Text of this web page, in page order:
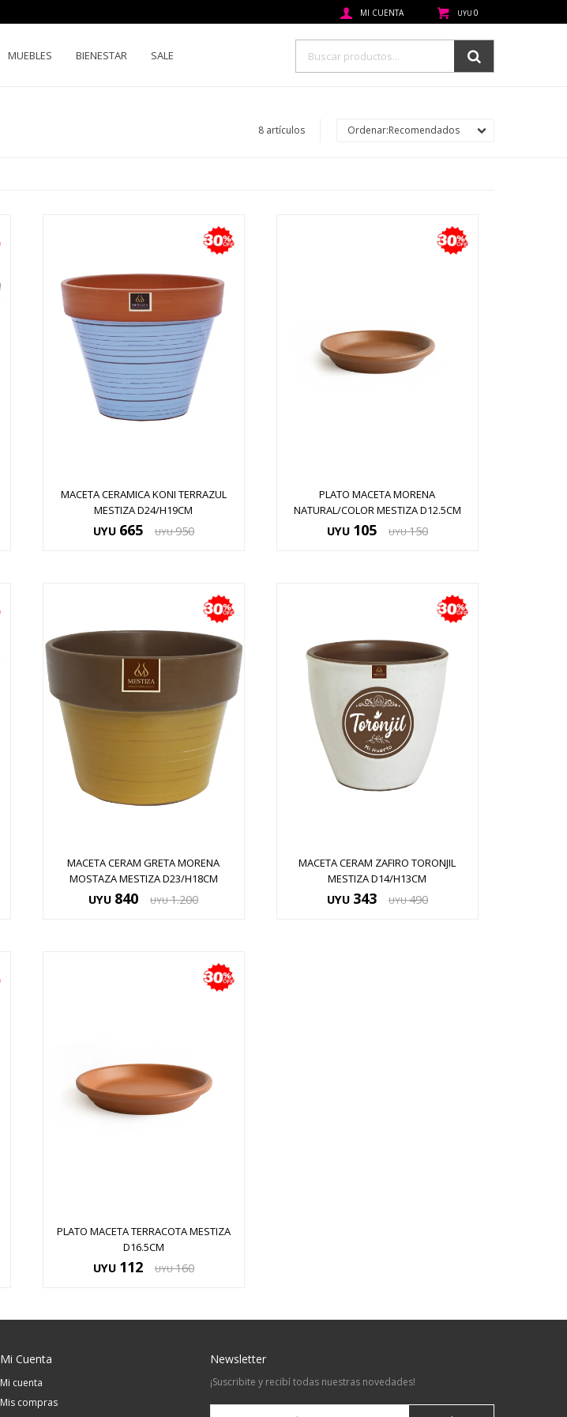
MUEBLES BIENESTAR SALE
UYU 0
8 artículos Recomendados
MACETA CERAMICA KONI TERRAZUL
MESTIZA D24/H19CM
UYU 665 UYU 950
PLATO MACETA MORENA
NATURAL/COLOR MESTIZA D12.5CM
UYU 105 UYU 150
MACETA CERAM GRETA MORENA
MOSTAZA MESTIZA D23/H18CM
UYU 840 UYU 1.200
MACETA CERAM ZAFIRO TORONJIL
MESTIZA D14/H13CM
UYU 343 UYU 490
PLATO MACETA TERRACOTA MESTIZA
D16.5CM
UYU 112 UYU 160
Mi Cuenta
Mi cuenta
Mis compras
Newsletter
¡Suscribite y recibí todas nuestras novedades!